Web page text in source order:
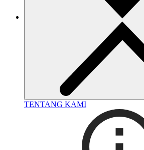
TENTANG KAMI